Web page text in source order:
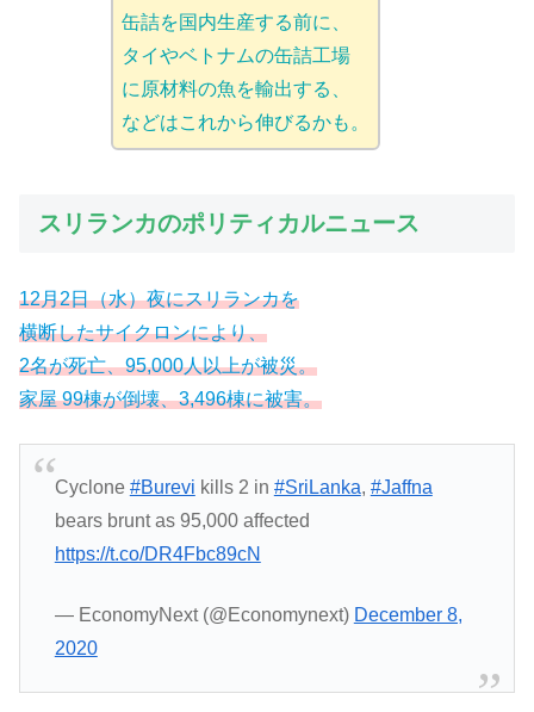
缶詰を国内生産する前に、
タイやベトナムの缶詰工場
に原材料の魚を輸出する、
などはこれから伸びるかも。
スリランカのポリティカルニュース
12月2日（水）夜にスリランカを
横断したサイクロンにより、
2名が死亡、95,000人以上が被災。
家屋 99棟が倒壊、3,496棟に被害。
Cyclone #Burevi kills 2 in #SriLanka, #Jaffna
bears brunt as 95,000 affected
https://t.co/DR4Fbc89cN
— EconomyNext (@Economynext) December 8,
2020